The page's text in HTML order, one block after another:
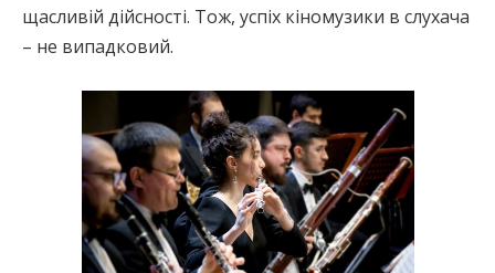
щасливій дійсності. Тож, успіх кіномузики в слухача
– не випадковий.